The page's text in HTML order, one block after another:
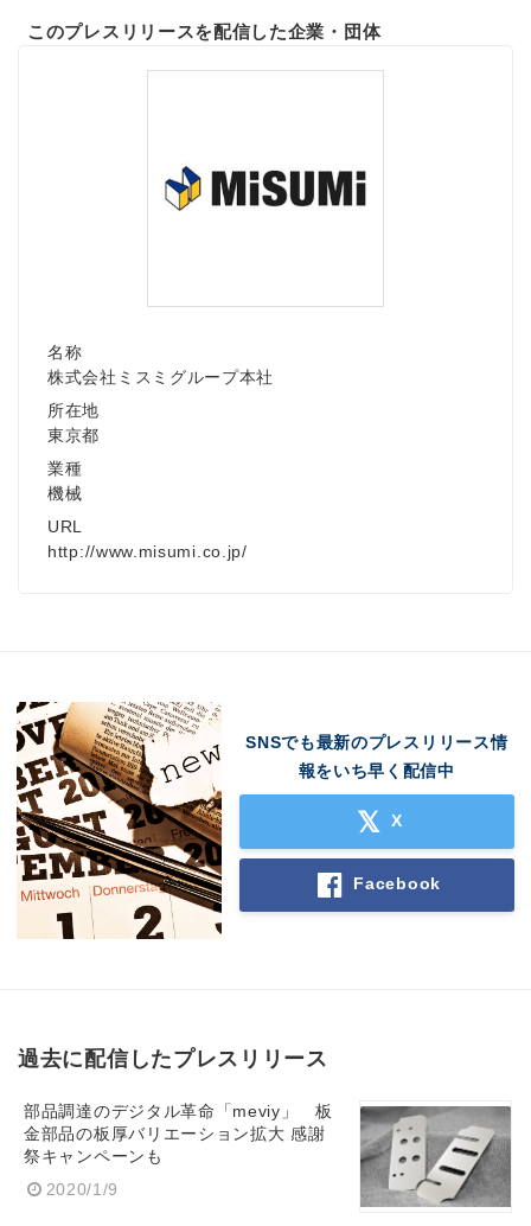
このプレスリリースを配信した企業・団体
名称
株式会社ミスミグループ本社
所在地
東京都
業種
機械
URL
http://www.misumi.co.jp/
SNSでも最新のプレスリリース情
報をいち早く配信中
X
Facebook
過去に配信したプレスリリース
部品調達のデジタル革命「meviy」 板
金部品の板厚バリエーション拡大 感謝
祭キャンペーンも
2020/1/9